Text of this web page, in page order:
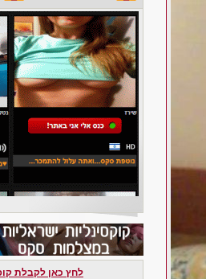
לחץ כאן לקבלת קופון 7 דקות